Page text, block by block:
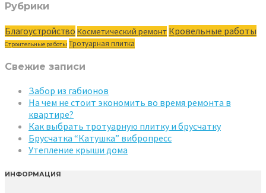
Рубрики
Благоустройство Косметический ремонт Кровельные работы
Строительные работы Тротуарная плитка
Свежие записи
Забор из габионов
На чем не стоит экономить во время ремонта в
квартире?
Как выбрать тротуарную плитку и брусчатку
Брусчатка “Катушка” вибропресс
Утепление крыши дома
ИНФОРМАЦИЯ